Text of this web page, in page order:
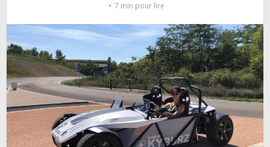
7 min pour lire